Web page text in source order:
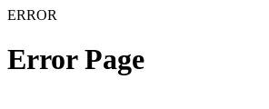
ERROR
Error Page